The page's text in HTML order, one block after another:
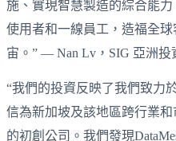
施、實現智慧製造的綜合能
使用者和一線員工，造福全
宙。” — Nan Lv，SIG 亞洲投
“我們的投資反映了我們致力
信為新加坡及該地區跨行業
的初創公司。我們發現